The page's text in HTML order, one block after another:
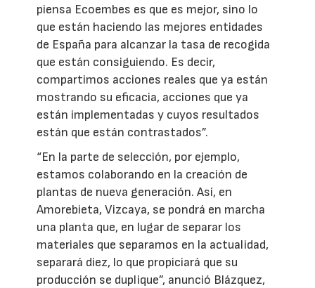
piensa Ecoembes es que es mejor, sino lo
que están haciendo las mejores entidades
de España para alcanzar la tasa de recogida
que están consiguiendo. Es decir,
compartimos acciones reales que ya están
mostrando su eficacia, acciones que ya
están implementadas y cuyos resultados
están que están contrastados”.
“En la parte de selección, por ejemplo,
estamos colaborando en la creación de
plantas de nueva generación. Así, en
Amorebieta, Vizcaya, se pondrá en marcha
una planta que, en lugar de separar los
materiales que separamos en la actualidad,
separará diez, lo que propiciará que su
producción se duplique”, anunció Blázquez,